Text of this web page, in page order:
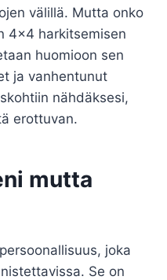
välillä. Mutta onko
4×4 harkitsemisen
huomioon sen
ja vanhentunut
nähdäksesi,
erottuvan.
mutta
joka
Se on